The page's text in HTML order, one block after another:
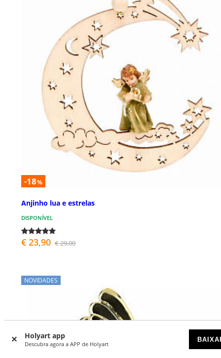
Holyart app
Descubra agora a APP de Holyart
-18%
Anjinho lua e estrelas
DISPONÍVEL
€ 23,90 € 29,00
NOVIDADES